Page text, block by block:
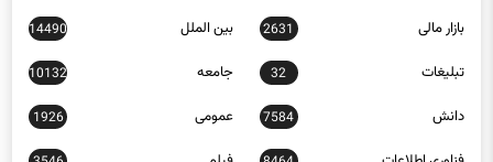
بازار مالی 2631 بین الملل 14490
تبلیغات 32 جامعه 10132
دانش 7584 عمومی 1926